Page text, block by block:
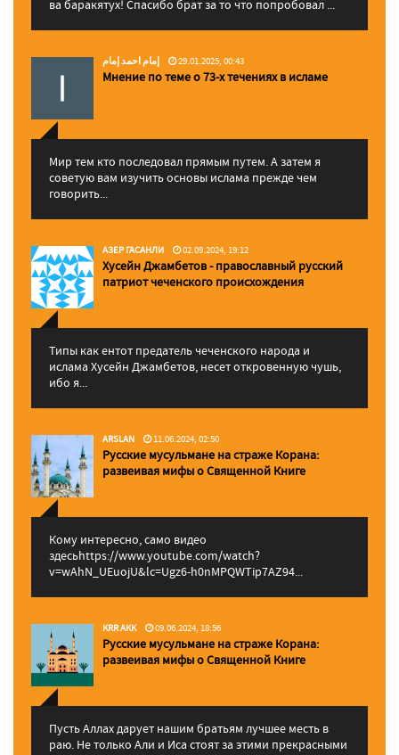
ва баракятух! Спасибо брат за то что попробовал ...
إمام احمد إمام 29.01.2025, 00:43
Мнение по теме о 73-х течениях в исламе
Мир тем кто последовал прямым путем. А затем я
советую вам изучить основы ислама прежде чем
говорить...
АЗЕР ГАСАНЛИ 02.09.2024, 19:12
Хусейн Джамбетов - православный русский
патриот чеченского происхождения
Типы как ентот предатель чеченского народа и
ислама Хусейн Джамбетов, несет откровенную чушь,
ибо я...
ARSLAN 11.06.2024, 02:50
Русские мусульмане на страже Корана:
pазвеивая мифы о Священной Книге
Кому интересно, само видео
здесьhttps://www.youtube.com/watch?
v=wAhN_UEuojU&lc=Ugz6-h0nMPQWTip7AZ94...
KRR AKK 09.06.2024, 18:56
Русские мусульмане на страже Корана:
pазвеивая мифы о Священной Книге
Пусть Аллах дарует нашим братьям лучшее месть в
раю. Не только Али и Иса стоят за этими прекрасными